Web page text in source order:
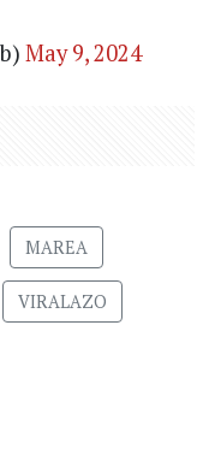
May 9, 2024
MAREA
VIRALAZO